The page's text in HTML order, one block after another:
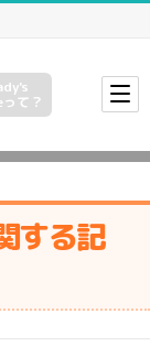
て？
する記